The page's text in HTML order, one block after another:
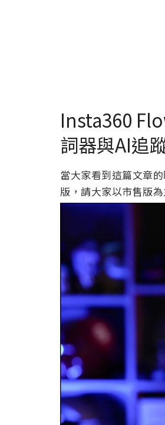
Insta360
詞器與AI追
當大家看到這篇文章
版，請大家以市售版為